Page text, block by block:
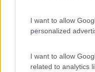
I want to allow
personalized
I want to allow
related to analytics